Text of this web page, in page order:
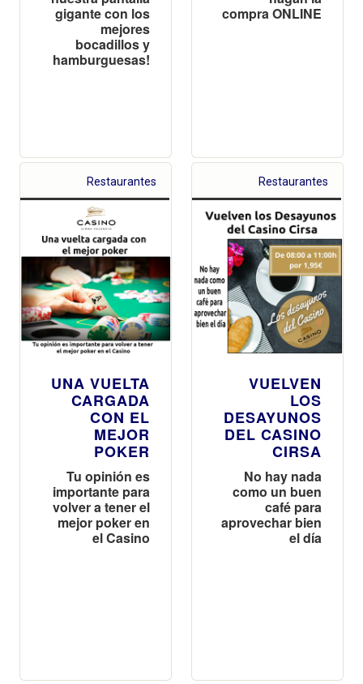
gigante con los
mejores
bocadillos y
hamburguesas!
compra ONLINE
Restaurantes
UNA VUELTA
CARGADA
CON EL
MEJOR
POKER
Tu opinión es
importante para
volver a tener el
mejor poker en
el Casino
Restaurantes
VUELVEN
LOS
DESAYUNOS
DEL CASINO
CIRSA
No hay nada
como un buen
café para
aprovechar bien
el día